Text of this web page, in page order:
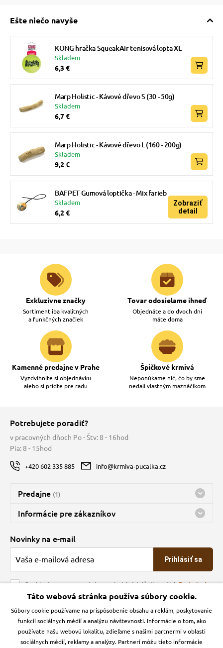
Ešte niečo navyše
KONG hračka SqueakAir tenisová lopta XL
Skladem
6,3 €
Marp Holistic - Kávové dřevo S (30 - 50g)
Skladem
6,7 €
Marp Holistic - Kávové dřevo L (160 - 200g)
Skladem
9,2 €
BAFPET Gumová loptička - Mix farieb
Skladem
6,2 €
Zobraziť
detail
Exkluzívne značky
Sortiment iba kvalitných
a funkčných značiek
Tovar odosielame ihneď
Objednáte a do dvoch dní
máte doma
Kamenné predajne v Prahe
Vyzdvihnite si objednávku
alebo si príďte pre radu
Špičkové krmivá
Neponúkame nič, čo by sme
nedali vlastným maznáčikom
Potrebujete poradiť?
v pracovných dňoch Po - Štv: 8 - 16hod
Pia: 8 - 15hod
+420 602 335 885 info@krmiva-pucalka.cz
Predajne (1)
Predajňa a sklad Kbely
Bohužiaľ, momentálne máme zatvorené
Informácie pre zákazníkov
O spoločnosti
Veľkoobchod
Obchodné podmienky
Kontakt
Podmienky ochrany osobných údajov
Zásady používanie cookies a Google Analytics
Novinky na e-mail
Prihlásiť sa
Souhlasím se zpracováním osobních údajů dle našichPodmínek
ochrany osobních údajů
Krmiva Pučálka na sociálnych sieťach
Instagran Facebook
Táto webová stránka používa súbory cookie.
Súbory cookie používame na prispôsobenie obsahu a reklám, poskytovanie
funkcií sociálnych médií a analýzu návštevnosti. Informácie o tom, ako
používate našu webovú lokalitu, zdieľame s našimi partnermi v oblasti
sociálnych médií, reklamy a analýzy. Partneri môžu tieto informácie